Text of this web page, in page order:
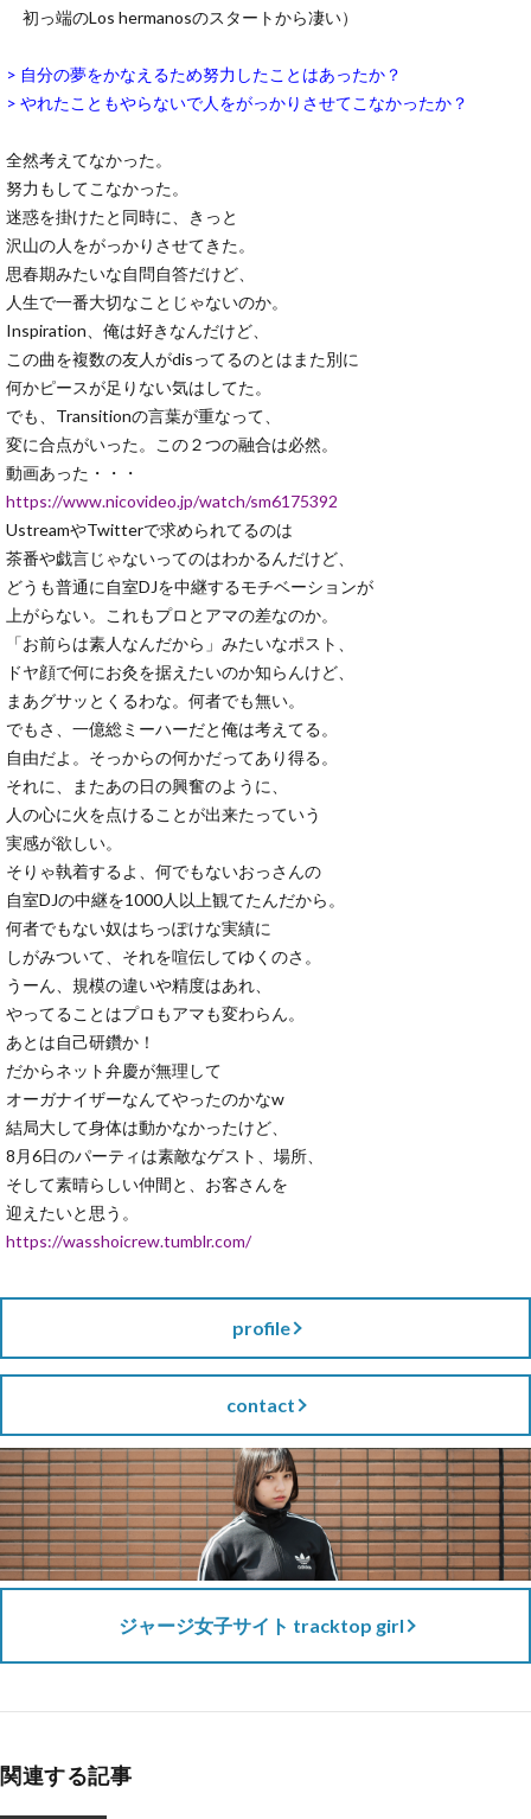
初っ端のLos hermanosのスタートから凄い）
> 自分の夢をかなえるため努力したことはあったか？
> やれたこともやらないで人をがっかりさせてこなかったか？
全然考えてなかった。
努力もしてこなかった。
迷惑を掛けたと同時に、きっと
沢山の人をがっかりさせてきた。
思春期みたいな自問自答だけど、
人生で一番大切なことじゃないのか。
Inspiration、俺は好きなんだけど、
この曲を複数の友人がdisってるのとはまた別に
何かピースが足りない気はしてた。
でも、Transitionの言葉が重なって、
変に合点がいった。この２つの融合は必然。
動画あった・・・
https://www.nicovideo.jp/watch/sm6175392
UstreamやTwitterで求められてるのは
茶番や戯言じゃないってのはわかるんだけど、
どうも普通に自室DJを中継するモチベーションが
上がらない。これもプロとアマの差なのか。
「お前らは素人なんだから」みたいなポスト、
ドヤ顔で何にお灸を据えたいのか知らんけど、
まあグサッとくるわな。何者でも無い。
でもさ、一億総ミーハーだと俺は考えてる。
自由だよ。そっからの何かだってあり得る。
それに、またあの日の興奮のように、
人の心に火を点けることが出来たっていう
実感が欲しい。
そりゃ執着するよ、何でもないおっさんの
自室DJの中継を1000人以上観てたんだから。
何者でもない奴はちっぽけな実績に
しがみついて、それを喧伝してゆくのさ。
うーん、規模の違いや精度はあれ、
やってることはプロもアマも変わらん。
あとは自己研鑽か！
だからネット弁慶が無理して
オーガナイザーなんてやったのかなw
結局大して身体は動かなかったけど、
8月6日のパーティは素敵なゲスト、場所、
そして素晴らしい仲間と、お客さんを
迎えたいと思う。
https://wasshoicrew.tumblr.com/
profile
contact
ジャージ女子サイト tracktop girl
関連する記事